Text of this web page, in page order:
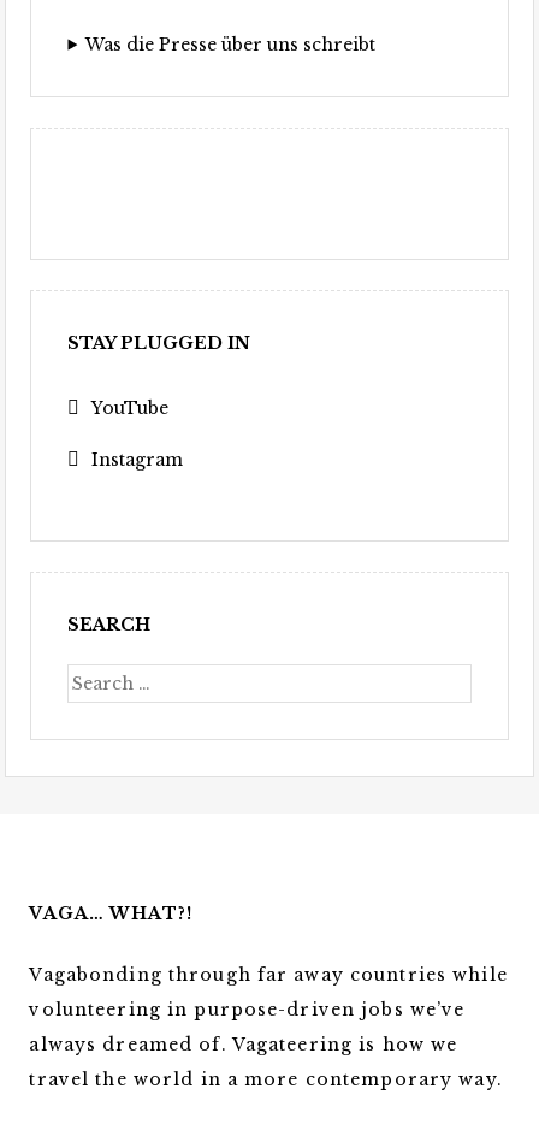
Was die Presse über uns schreibt
STAY PLUGGED IN
YouTube
Instagram
SEARCH
VAGA… WHAT?!
Vagabonding through far away countries while
volunteering in purpose-driven jobs we’ve
always dreamed of. Vagateering is how we
travel the world in a more contemporary way.